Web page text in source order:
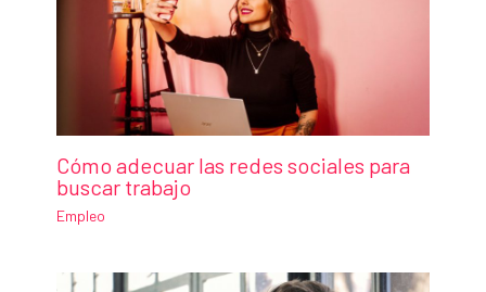
Cómo adecuar las redes sociales para
buscar trabajo
Empleo